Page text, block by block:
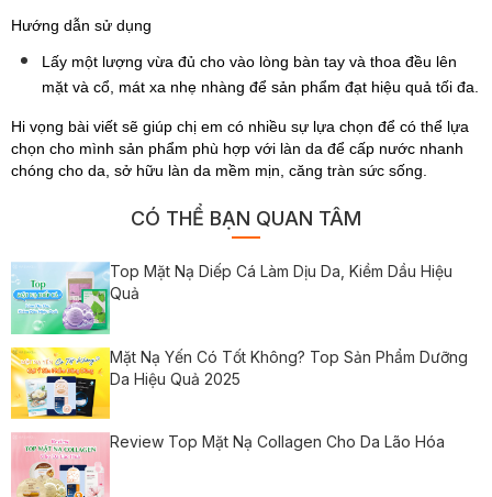
Hướng dẫn sử dụng
Lấy một lượng vừa đủ cho vào lòng bàn tay và thoa đều lên
mặt và cổ, mát xa nhẹ nhàng để sản phẩm đạt hiệu quả tối đa.
Hi vọng bài viết sẽ giúp chị em có nhiều sự lựa chọn để có thể lựa
chọn cho mình sản phẩm phù hợp với làn da để cấp nước nhanh
chóng cho da, sở hữu làn da mềm mịn, căng tràn sức sống.
CÓ THỂ BẠN QUAN TÂM
Top Mặt Nạ Diếp Cá Làm Dịu Da, Kiềm Dầu Hiệu
Quả
Mặt Nạ Yến Có Tốt Không? Top Sản Phẩm Dưỡng
Da Hiệu Quả 2025
Review Top Mặt Nạ Collagen Cho Da Lão Hóa